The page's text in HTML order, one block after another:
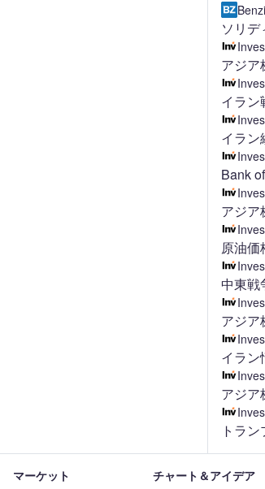
ソリ
アジア
イラン
イラン
Bank
アジア
原油
中東戦
アジア
イラン
アジア
トラ
マーケット チャート＆アイデア